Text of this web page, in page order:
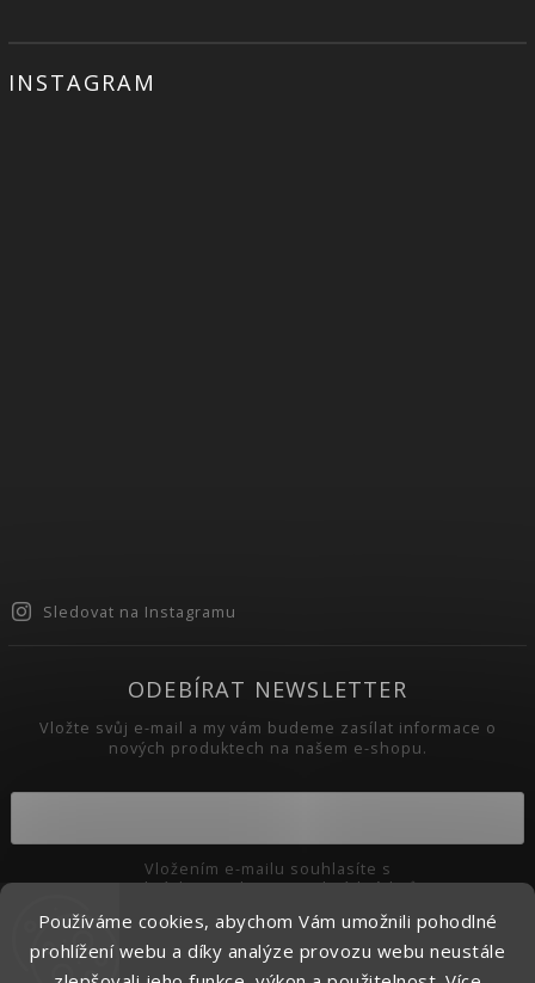
Používáme cookies, abychom Vám umožnili pohodlné
prohlížení webu a díky analýze provozu webu neustále
INSTAGRAM
Sledovat na Instagramu
ODEBÍRAT NEWSLETTER
Vložte svůj e-mail a my vám budeme zasílat informace o
nových produktech na našem e-shopu.
podmínkami ochrany osobních údajů
Přihlásit se